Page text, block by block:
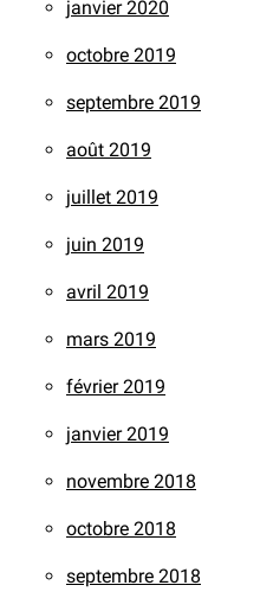
janvier 2020
octobre 2019
septembre 2019
août 2019
juillet 2019
juin 2019
avril 2019
mars 2019
février 2019
janvier 2019
novembre 2018
octobre 2018
septembre 2018